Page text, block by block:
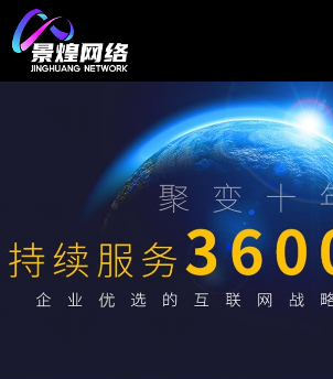
小程序开发
Google推广